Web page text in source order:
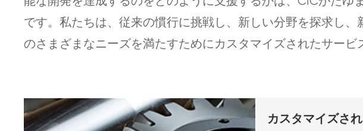
です。私たちは、従来の慣行に挑戦し、新しい分野を探求し
のさまざまなニーズを満たすためにカスタマイズされたサービ
カスタマイズさ